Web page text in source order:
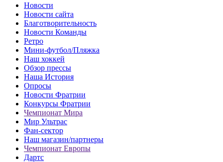
Новости
Новости сайта
Благотворительность
Новости Команды
Ретро
Мини-футбол/Пляжка
Наш хоккей
Обзор прессы
Наша История
Опросы
Новости Фратрии
Конкурсы Фратрии
Чемпионат Мира
Мир Ультрас
Фан-cектор
Наш магазин/партнеры
Чемпионат Европы
Дартс